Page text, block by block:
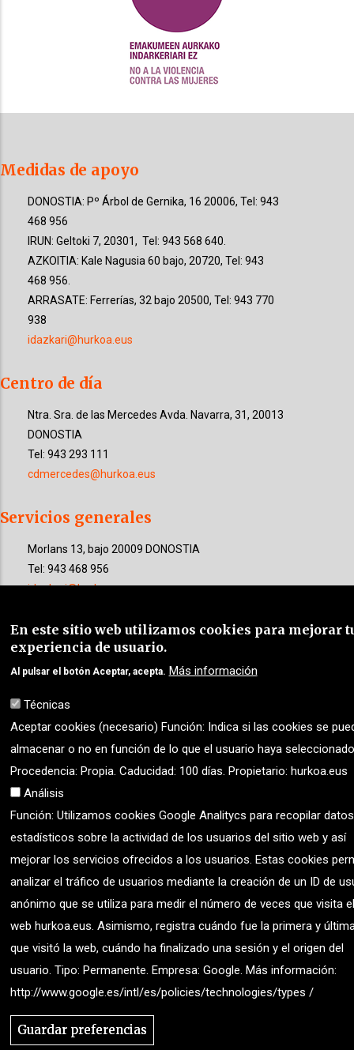
Medidas de apoyo
DONOSTIA: Pº Árbol de Gernika, 16 20006, Tel: 943
468 956
IRUN: Geltoki 7, 20301, Tel: 943 568 640.
AZKOITIA: Kale Nagusia 60 bajo, 20720, Tel: 943
468 956.
ARRASATE: Ferrerías, 32 bajo 20500, Tel: 943 770
938
idazkari@hurkoa.eus
Centro de día
Ntra. Sra. de las Mercedes Avda. Navarra, 31, 20013
DONOSTIA
Tel: 943 293 111
cdmercedes@hurkoa.eus
Servicios generales
Morlans 13, bajo 20009 DONOSTIA
Tel: 943 468 956
idazkari@hurkoa.eus
© «Fundación Hurkoa- Hurkoa Fundazioa». Todos los
Aviso legal |Política de cookies|Política de
privacidad|
En este sitio web utilizamos cookies para mejorar
experiencia de usuario.
Al pulsar el botón Aceptar, acepta. Más información
Técnicas
Aceptar cookies (necesario) Función: Indica si las cookies se
almacenar o no en función de lo que el usuario haya
Procedencia: Propia. Caducidad: 100 días. Propietario: hurkoa.eus
Análisis
Función: Utilizamos cookies Google Analitycs para recopilar datos
estadísticos sobre la actividad de los usuarios del sitio web y así
mejorar los servicios ofrecidos a los usuarios. Estas cookies
analizar el tráfico de usuarios mediante la creación de un ID de
anónimo que se utiliza para medir el número de veces que visita
web hurkoa.eus. Asimismo, registra cuándo fue la primera y
que visitó la web, cuándo ha finalizado una sesión y el origen del
usuario. Tipo: Permanente. Empresa: Google. Más información:
http://www.google.es/intl/es/policies/technologies/types /
Guardar preferencias